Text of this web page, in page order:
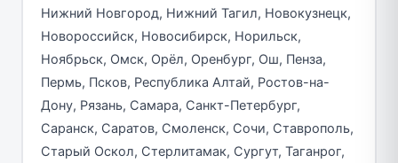
Нижний Новгород, Нижний Тагил, Новокузнецк,
Новороссийск, Новосибирск, Норильск,
Ноябрьск, Омск, Орёл, Оренбург, Ош, Пенза,
Пермь, Псков, Республика Алтай, Ростов-на-
Дону, Рязань, Самара, Санкт-Петербург,
Саранск, Саратов, Смоленск, Сочи, Ставрополь,
Старый Оскол, Стерлитамак, Сургут, Таганрог,